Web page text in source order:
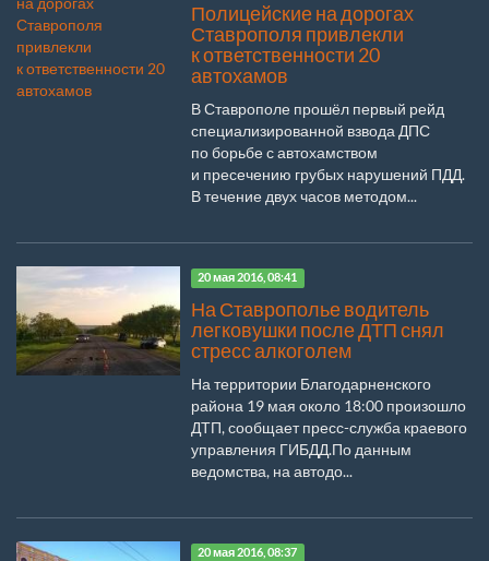
Полицейские на дорогах
Ставрополя привлекли
к ответственности 20
автохамов
В Ставрополе прошёл первый рейд
специализированной взвода ДПС
по борьбе с автохамством
и пресечению грубых нарушений ПДД.
В течение двух часов методом...
20 мая 2016, 08:41
На Ставрополье водитель
легковушки после ДТП снял
стресс алкоголем
На территории Благодарненского
района 19 мая около 18:00 произошло
ДТП, сообщает пресс-служба краевого
управления ГИБДД.По данным
ведомства, на автодо...
20 мая 2016, 08:37